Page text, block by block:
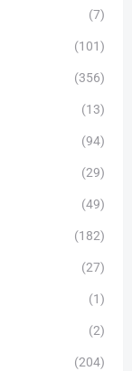
(7)
(101)
(356)
(13)
(94)
(29)
(49)
(182)
(27)
(1)
(2)
(204)